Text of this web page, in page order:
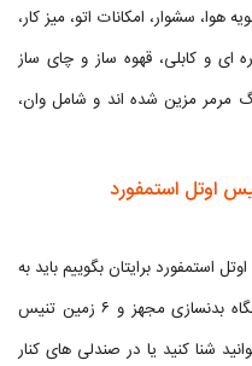
هوا، سشوار، امکانات اتو، میز کار،
ای و کابلی، قهوه ساز و چای ساز
مرمر مزین شده اند و شامل وان،
اوتل استمفورد
استمفورد برایتان بگوییم باید به
مرکز اسپا، ۲ استخر روباز، مرکز ماساژ، باشگاه بدنسازی مجهز و ۶ زمین تنیس
شنا کنید یا در صندلی های کنار